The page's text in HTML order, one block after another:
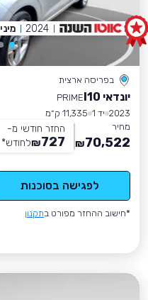
בפריסה ארצית
יונדאי I10
PRIME
2023 יד 1
11,335 ק״מ
מחיר
70,522
₪
החזר חודשי מ-
727
₪לחודש*
לפגישה בסוכנות
*חישוב ההחזר מפורט בתקנון
2024 מיני